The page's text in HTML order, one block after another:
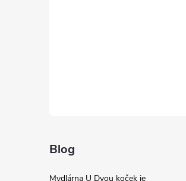
Blog
Mydlárna U Dvou koček je